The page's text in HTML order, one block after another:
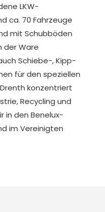
LKW-
ca. 70 Fahrzeuge
mit Schubböden
der Ware
Schiebe-, Kipp-
für den speziellen
konzentriert
Recycling und
in den Benelux-
im Vereinigten